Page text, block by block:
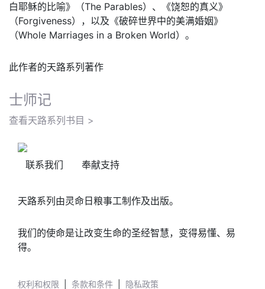
白耶稣的比喻》（The Parables）、《饶恕的真义》
（Forgiveness），以及《破碎世界中的美满婚姻》
（Whole Marriages in a Broken World）。
此作者的天路系列著作
士师记
查看天路系列书目 >
联系我们 奉献支持
天路系列由灵命日粮事工制作及出版。
我们的使命是让改变生命的圣经智慧，变得易懂、易
得。
权利和权限 条款和条件 隐私政策